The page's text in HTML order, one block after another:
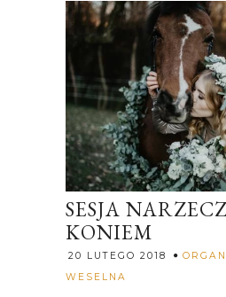
SESJA
KONIEM
20 LUTEGO 2018
WESELNA